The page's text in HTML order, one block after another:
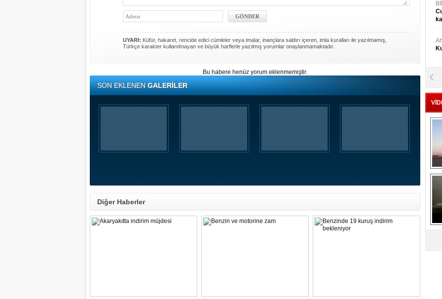
UYARI: Küfür, hakaret, rencide edici cümleler veya imalar, inançlara saldırı içeren, imla kuralları ile yazılmamış,
Türkçe karakter kullanılmayan ve büyük harflerle yazılmış yorumlar onaylanmamaktadır.
Bu habere henüz yorum eklenmemiştir.
SON EKLENENGALERİLER
Diğer Haberler